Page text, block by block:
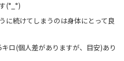
886-8602
(°_°)
に続けてしまうのは身体にとって良
ロ(個人差がありますが、目安)あり